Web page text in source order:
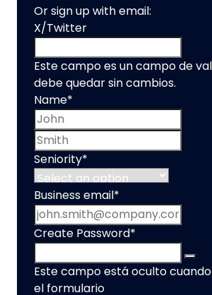
Or sign up with email:
X/Twitter
Este campo es un campo de
debe quedar sin cambios.
Name*
Seniority*
Business email *
Create Password*
Este campo está oculto cuando
el formulario